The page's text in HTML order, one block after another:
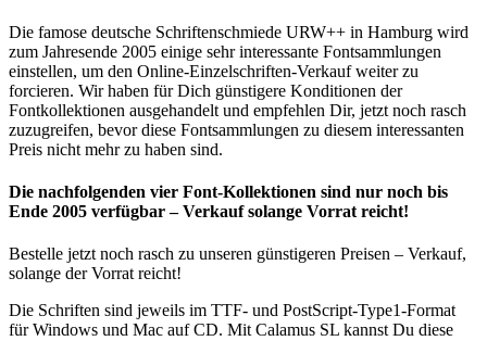
Die famose deutsche Schriftenschmiede URW++ in Hamburg wird
zum Jahresende 2005 einige sehr interessante Fontsammlungen
einstellen, um den Online-Einzelschriften-Verkauf weiter zu
forcieren. Wir haben für Dich günstigere Konditionen der
Fontkollektionen ausgehandelt und empfehlen Dir, jetzt noch rasch
zuzugreifen, bevor diese Fontsammlungen zu diesem interessanten
Preis nicht mehr zu haben sind.
Die nachfolgenden vier Font-Kollektionen sind nur noch bis
Ende 2005 verfügbar – Verkauf solange Vorrat reicht!
Bestelle jetzt noch rasch zu unseren günstigeren Preisen – Verkauf,
solange der Vorrat reicht!
Die Schriften sind jeweils im TTF- und PostScript-Type1-Format
für Windows und Mac auf CD. Mit Calamus SL kannst Du diese